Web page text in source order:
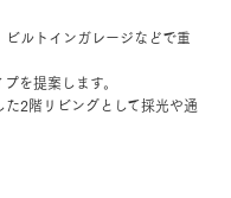
ルトインガレージなどで重
を提案します。
2階リビングとして採光や通